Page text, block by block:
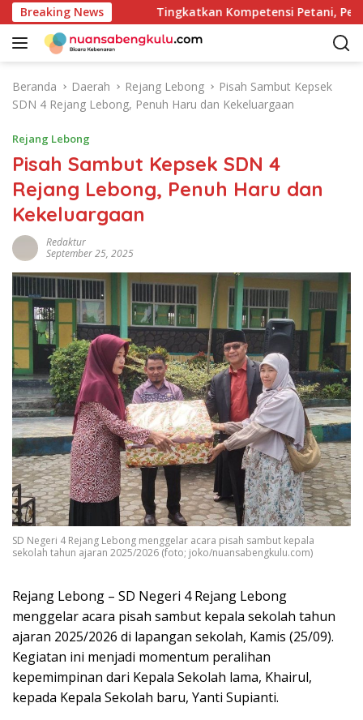
a
Breaking News
Antar OPD Tingkatkan Kompetensi Petani,
Beranda Daerah Rejang Lebong
Pisah Sambut Kepsek
SDN 4 Rejang Lebong, Penuh Haru dan Kekeluargaan
Rejang Lebong
Pisah Sambut Kepsek SDN 4
Rejang Lebong, Penuh Haru dan
Kekeluargaan
Redaktur
September 25, 2025
SD Negeri 4 Rejang Lebong menggelar acara pisah sambut kepala
sekolah tahun ajaran 2025/2026 (foto; joko/nuansabengkulu.com)
Rejang Lebong – SD Negeri 4 Rejang Lebong
menggelar acara pisah sambut kepala sekolah tahun
ajaran 2025/2026 di lapangan sekolah, Kamis (25/09).
Kegiatan ini menjadi momentum peralihan
kepemimpinan dari Kepala Sekolah lama, Khairul,
kepada Kepala Sekolah baru, Yanti Supianti.